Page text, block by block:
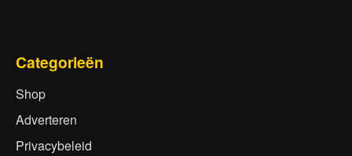
Categorieën
Shop
Adverteren
Privacybeleid